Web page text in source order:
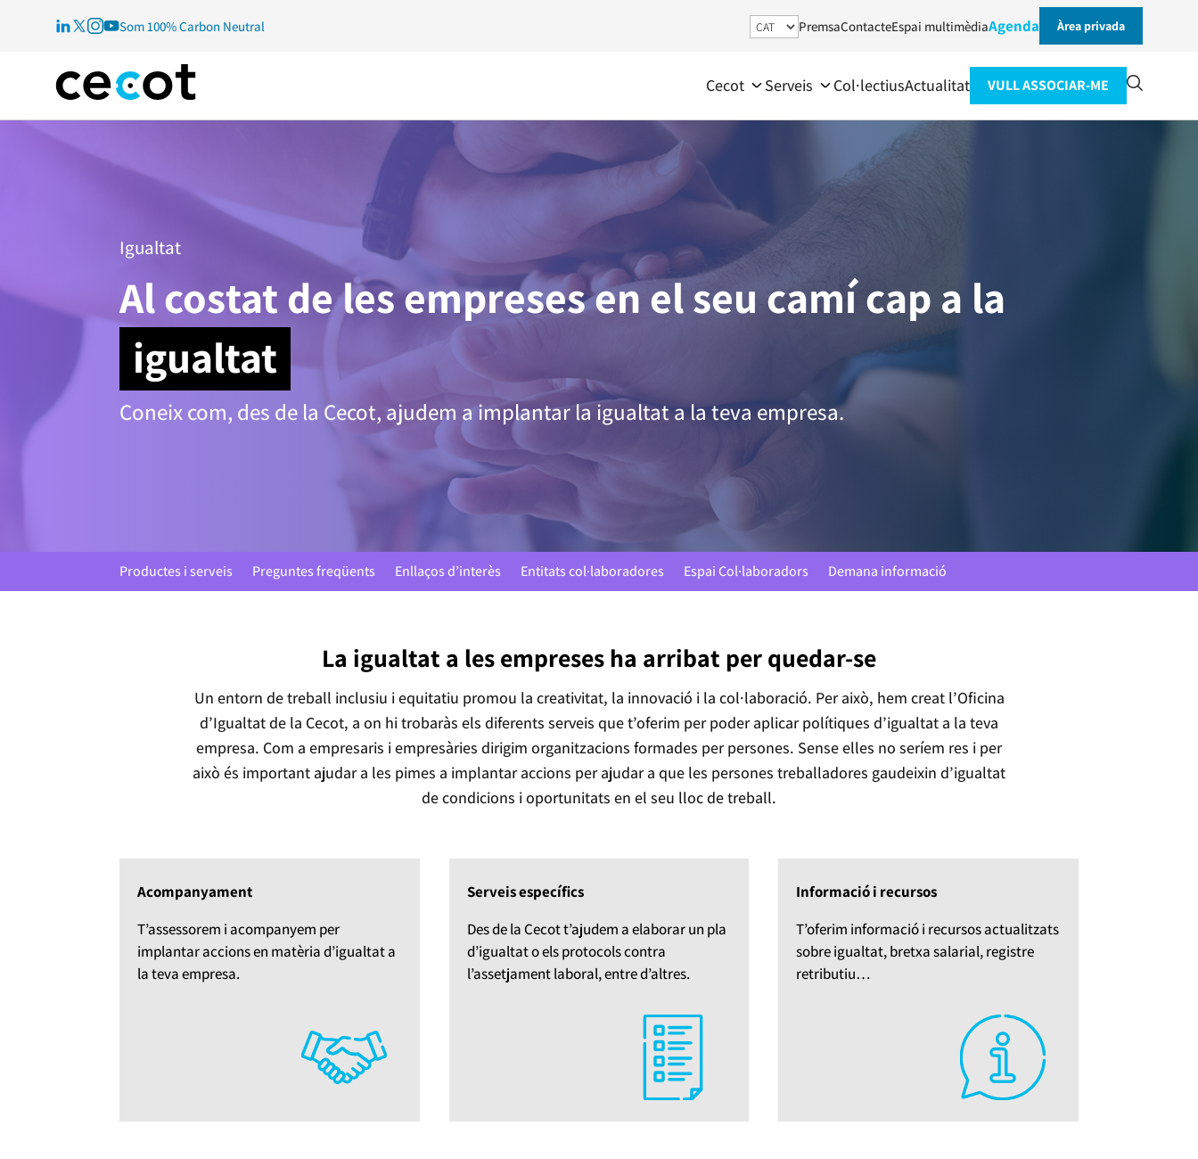
Som 100% Carbon Neutral PremsaContacteEspai multimèdiaAgenda Àrea privada
Cecot Serveis Col·lectiusActualitat VULL ASSOCIAR-ME
Igualtat
Al costat de les empreses en el seu camí cap a la
igualtat
Coneix com, des de la Cecot, ajudem a implantar la igualtat a la teva empresa.
Productes i serveis Preguntes freqüents Enllaços d’interès Entitats col·laboradores Espai Col·laboradors Demana informació
La igualtat a les empreses ha arribat per quedar-se
Un entorn de treball inclusiu i equitatiu promou la creativitat, la innovació i la col·laboració. Per això, hem creat l’Oficina
d’Igualtat de la Cecot, a on hi trobaràs els diferents serveis que t’oferim per poder aplicar polítiques d’igualtat a la teva
empresa. Com a empresaris i empresàries dirigim organitzacions formades per persones. Sense elles no seríem res i per
això és important ajudar a les pimes a implantar accions per ajudar a que les persones treballadores gaudeixin d’igualtat
de condicions i oportunitats en el seu lloc de treball.
Acompanyament
T’assessorem i acompanyem per
implantar accions en matèria d’igualtat a
la teva empresa.
Serveis específics
Des de la Cecot t’ajudem a elaborar un pla
d’igualtat o els protocols contra
l’assetjament laboral, entre d’altres.
Informació i recursos
T’oferim informació i recursos actualitzats
sobre igualtat, bretxa salarial, registre
retributiu…